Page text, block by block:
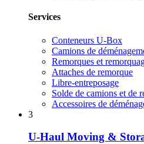
Services
Conteneurs U-Box
Camions de
Remorques et
Attaches de remorque
Libre-entreposage
Solde de camions et de
Accessoires de
3
U-Haul Moving &